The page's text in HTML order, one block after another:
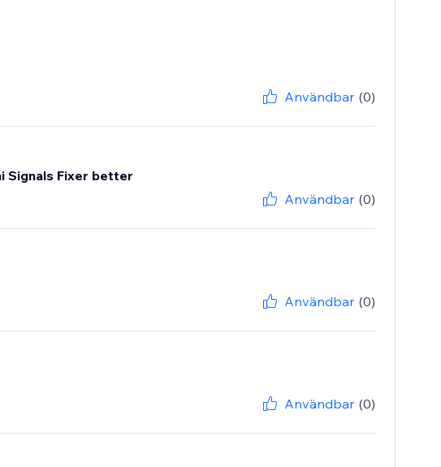
Användbar (0)
Signals Fixer better
Användbar (0)
Användbar (0)
Användbar (0)